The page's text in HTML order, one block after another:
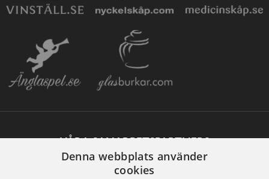
VÅRA SAMARBETSPARTNERS
Denna webbplats använder
cookies